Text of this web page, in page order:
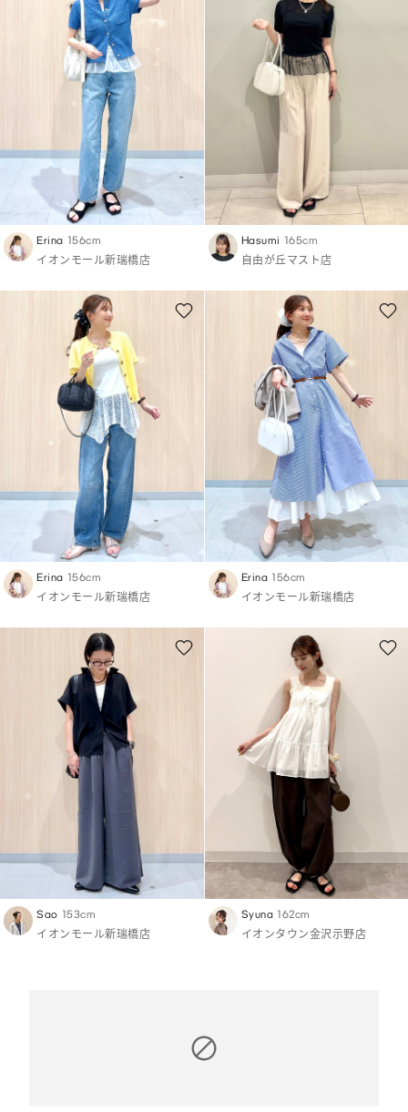
Erina 156cm
イオンモール新瑞橋店
Hasumi 165cm
自由が丘マスト店
Erina 156cm
イオンモール新瑞橋店
Erina 156cm
イオンモール新瑞橋店
Sao 153cm
イオンモール新瑞橋店
Syuna 162cm
イオンタウン金沢示野店